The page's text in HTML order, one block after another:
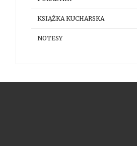
KSIĄŻKA KUCHARSKA
NOTESY